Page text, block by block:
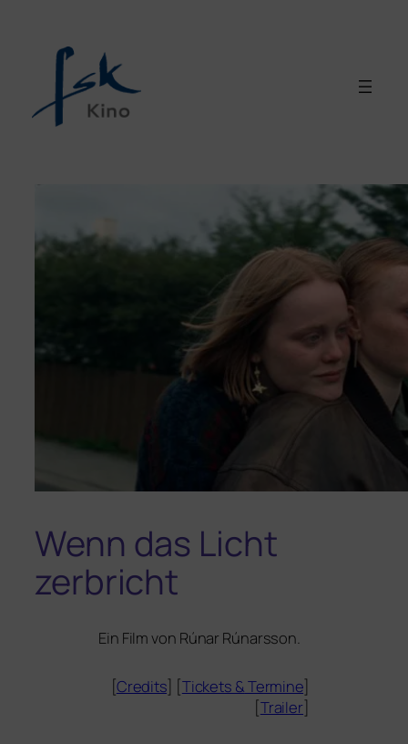
Wenn das Licht
zerbricht
Ein Film von Rúnar Rúnarsson.
[Credits] [Tickets &Termine]
[Trailer]